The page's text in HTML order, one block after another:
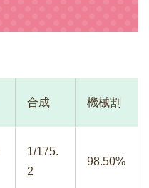
合成 機械割
1/175.
2
98.50%